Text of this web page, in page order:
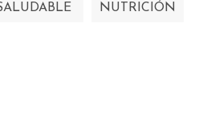
NUTRICIÓN